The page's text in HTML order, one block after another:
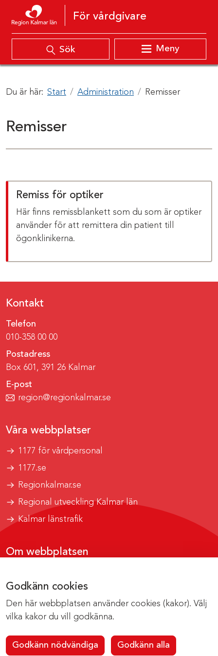
Godkänn cookies
Den här webbplatsen använder cookies (kakor). Välj
vilka kakor du vill godkänna.
Godkänn nödvändiga Godkänn alla
Hoppa till innehåll
För vårdgivare
Sök Meny
Du är här: Start Administration Remisser
Remisser
Remiss för optiker
Här finns remissblankett som du som är optiker
använder för att remittera din patient till
ögonklinikerna.
Kontakt
Telefon
010-358 00 00
Postadress
Box 601, 391 26 Kalmar
E-post
region@regionkalmar.se
Våra webbplatser
1177 för vårdpersonal
1177.se
Regionkalmar.se
Regional utveckling Kalmar län
Kalmar länstrafik
Om webbplatsen
Om cookies
Kontakta webbredaktionen